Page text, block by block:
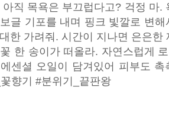
직 목욕은 부끄럽다고? 걱정 마.
글 기포를 내며 핑크 빛깔로 변
한 가려줘. 시간이 지나면 은은한
한 송이가 떠올라. 자연스럽게
센셜 오일이 담겨있어 피부도 촉
향기 #분위기_끝판왕